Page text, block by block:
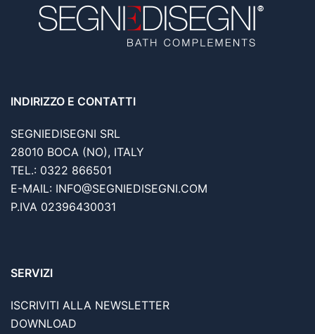
INDIRIZZO E CONTATTI
SEGNIEDISEGNI SRL
28010 BOCA (NO), ITALY
TEL.: 0322 866501
E-MAIL: INFO@SEGNIEDISEGNI.COM
P.IVA 02396430031
SERVIZI
ISCRIVITI ALLA NEWSLETTER
DOWNLOAD